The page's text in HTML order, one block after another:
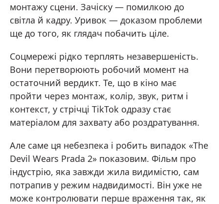
монтажу сцени. Зачіску — помилкою до
світла й кадру. Уривок — доказом проблеми
ще до того, як глядач побачить ціле.
Соцмережі рідко терплять незавершеність.
Вони перетворюють робочий момент на
остаточний вердикт. Те, що в кіно має
пройти через монтаж, колір, звук, ритм і
контекст, у стрічці TikTok одразу стає
матеріалом для захвату або роздратування.
Але саме ця небезпека і робить випадок «The
Devil Wears Prada 2» показовим. Фільм про
індустрію, яка завжди жила видимістю, сам
потрапив у режим надвидимості. Він уже не
може контролювати перше враження так, як